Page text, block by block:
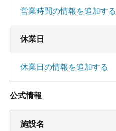
営業時間の情報を追加する
休業日
休業日の情報を追加する
公式情報
施設名